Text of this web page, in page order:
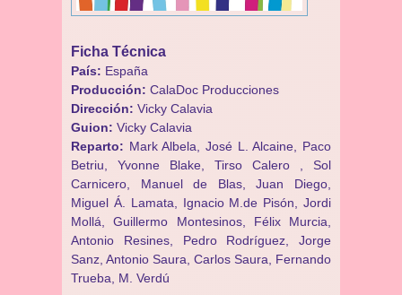
Ficha Técnica
País: España
Producción: CalaDoc Producciones
Dirección: Vicky Calavia
Guion: Vicky Calavia
Reparto: Mark Albela, José L. Alcaine, Paco
Betriu, Yvonne Blake, Tirso Calero , Sol
Carnicero, Manuel de Blas, Juan Diego,
Miguel Á. Lamata, Ignacio M.de Pisón, Jordi
Mollá, Guillermo Montesinos, Félix Murcia,
Antonio Resines, Pedro Rodríguez, Jorge
Sanz, Antonio Saura, Carlos Saura, Fernando
Trueba, M. Verdú